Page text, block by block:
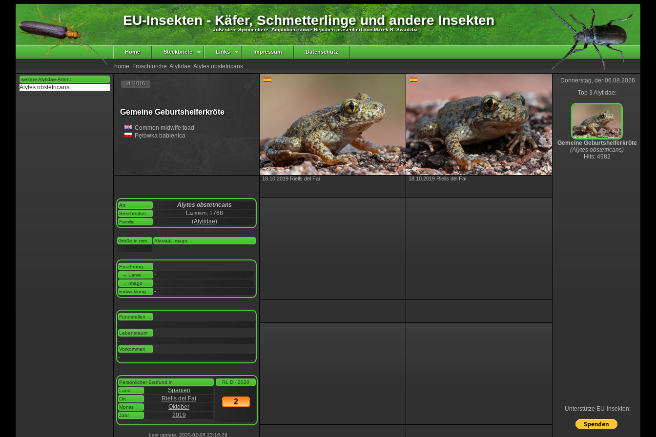
EU-Insekten - Käfer, Schmetterlinge und andere Insekten
außerdem Spinnentiere, Amphibien sowie Reptilien präsentiert von Marek R. Swadzba
Home Steckbriefe Links Impressum Datenschutz
home: Froschlurche:Alytidae: Alytes obstetricans
weitere Alytidae-Arten:
Alytes obstetricans
id: 1016
Gemeine Geburtshelferkröte
Common midwife toad
Pętówka babienica
Art Alytes obstetricans
Beschreiber Laurenti, 1768
Familie (Alytidae)
Größe in mm Aktivität Imago
- -
Ernährung
→ Larve
-
→ Imago -
Entwicklung -
Fundstellen
-
Lebensraum
-
Vorkommen
-
Persönlicher Erstfund in
Land
Spanien
Ort Riells del Fai
Monat Oktober
Jahr 2019
RL D - 2020
2
Last update: 2020-02-08 23:16:29
18.10.2019 Riells del Fai 18.10.2019 Riells del Fai
Donnerstag, der 06.08.2026
Top 3 Alytidae:
Gemeine Geburtshelferkröte
(Alytes obstetricans)
Hits: 4982
Unterstütze EU-Insekten: